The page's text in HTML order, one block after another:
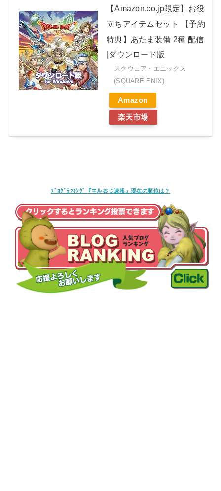
【Amazon.co.jp限定】お役
立ちアイテムセット 【予約
特典】あたま装備 2種 配信
|ダウンロード版
スクウェア・エニックス
(SQUARE ENIX)
Amazon
楽天市場
ﾌﾞﾛｸﾞﾗﾝｷﾝｸﾞ『エルおじ速報』現在の順位は？